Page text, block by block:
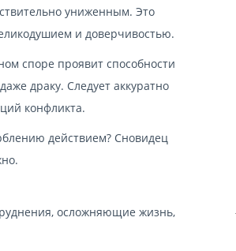
униженным. Это
и доверчивостью.
споре проявит способности
драку. Следует аккуратно
конфликта.
действием? Сновидец
осложняющие жизнь,